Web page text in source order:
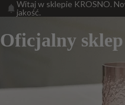
Witaj w sklepie KROSNO.
jakość.
Oficjalny